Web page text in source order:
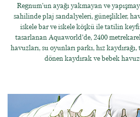
Regnum'un ayağı yakmayan ve
sahilinde plaj sandalyeleri, güneşlikler,
iskele bar ve iskele köşkü ile tatilin
tasarlanan Aquaworld’de, 2400
havuzları, su oyunları parkı, hız
dönen kaydırak ve bebek